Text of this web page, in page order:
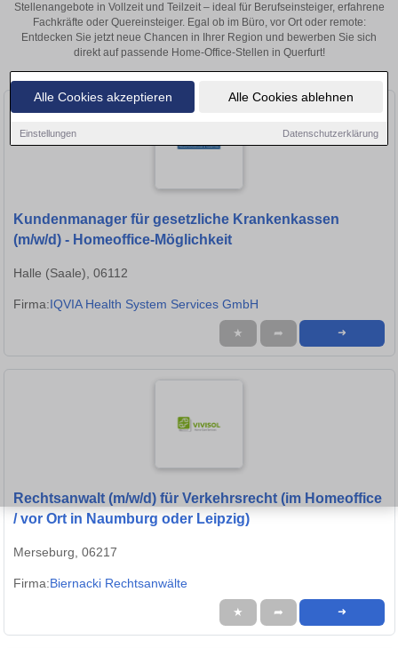
Alle Cookies akzeptieren Alle Cookies ablehnen
Einstellungen Datenschutzerklärung
Stellenangebote in Vollzeit und Teilzeit – ideal für Berufseinsteiger, erfahrene
Fachkräfte oder Quereinsteiger. Egal ob im Büro, vor Ort oder remote:
Entdecken Sie jetzt neue Chancen in Ihrer Region und bewerben Sie sich
direkt auf passende Home-Office-Stellen in Querfurt!
Kundenmanager für gesetzliche Krankenkassen
(m/w/d) - Homeoffice-Möglichkeit
Halle (Saale), 06112
Firma:IQVIA Health System Services GmbH
★ ➦ ➜
Rechtsanwalt (m/w/d) für Verkehrsrecht (im Homeoffice
/ vor Ort in Naumburg oder Leipzig)
Merseburg, 06217
Firma:Biernacki Rechtsanwälte
★ ➦ ➜